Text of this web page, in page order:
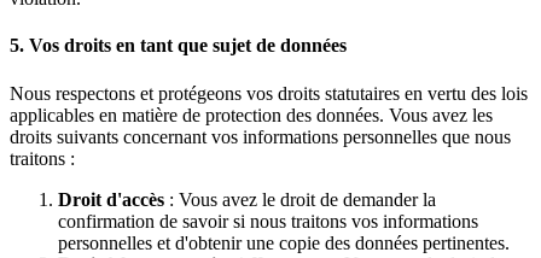
5. Vos droits en tant que sujet de données
Nous respectons et protégeons vos droits statutaires en vertu des lois
applicables en matière de protection des données. Vous avez les
droits suivants concernant vos informations personnelles que nous
traitons :
Droit d'accès : Vous avez le droit de demander la
confirmation de savoir si nous traitons vos informations
personnelles et d'obtenir une copie des données pertinentes.